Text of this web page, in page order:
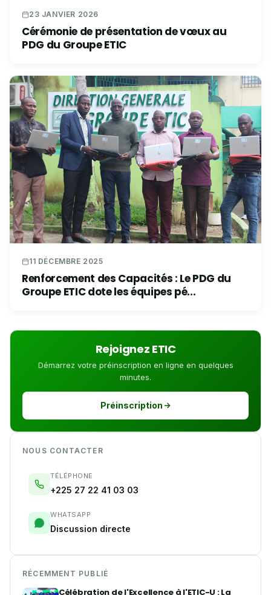
23 JANVIER 2026
Cérémonie de présentation de vœux au
PDG du Groupe ETIC
11 DÉCEMBRE 2025
Renforcement des Capacités : Le PDG du
Groupe ETIC dote les équipes pé...
Rejoignez ETIC
Démarrez votre préinscription en ligne en quelques
minutes.
Préinscription
NOUS CONTACTER
TÉLÉPHONE
+225 27 22 41 03 03
WHATSAPP
Discussion directe
RÉCEMMENT PUBLIÉ
Célébration de l'Excellence à l'ETIC-U : La